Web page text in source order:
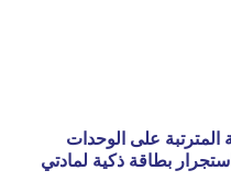
المترتبة على الوحدات
بطاقة ذكية لمادتي